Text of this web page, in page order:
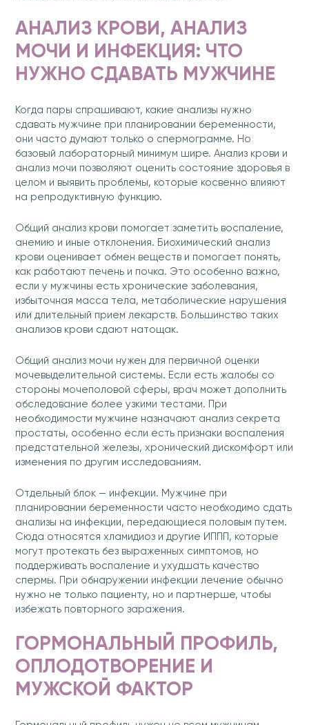
АНАЛИЗ КРОВИ, АНАЛИЗ
МОЧИ И ИНФЕКЦИЯ: ЧТО
НУЖНО СДАВАТЬ МУЖЧИНЕ
Когда пары спрашивают, какие анализы нужно
сдавать мужчине при планировании беременности,
они часто думают только о спермограмме. Но
базовый лабораторный минимум шире. Анализ крови и
анализ мочи позволяют оценить состояние здоровья в
целом и выявить проблемы, которые косвенно влияют
на репродуктивную функцию.
Общий анализ крови помогает заметить воспаление,
анемию и иные отклонения. Биохимический анализ
крови оценивает обмен веществ и помогает понять,
как работают печень и почка. Это особенно важно,
если у мужчины есть хронические заболевания,
избыточная масса тела, метаболические нарушения
или длительный прием лекарств. Большинство таких
анализов крови сдают натощак.
Общий анализ мочи нужен для первичной оценки
мочевыделительной системы. Если есть жалобы со
стороны мочеполовой сферы, врач может дополнить
обследование более узкими тестами. При
необходимости мужчине назначают анализ секрета
простаты, особенно если есть признаки воспаления
предстательной железы, хронический дискомфорт или
изменения по другим исследованиям.
Отдельный блок — инфекции. Мужчине при
планировании беременности часто необходимо сдать
анализы на инфекции, передающиеся половым путем.
Сюда относятся хламидиоз и другие ИППП, которые
могут протекать без выраженных симптомов, но
поддерживать воспаление и ухудшать качество
спермы. При обнаружении инфекции лечение обычно
нужно не только пациенту, но и партнерше, чтобы
избежать повторного заражения.
ГОРМОНАЛЬНЫЙ ПРОФИЛЬ,
ОПЛОДОТВОРЕНИЕ И
МУЖСКОЙ ФАКТОР